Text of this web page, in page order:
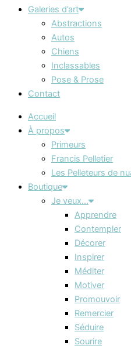
Galeries d’art
Abstractions
Autos
Chiens
Inclassables
Pose & Prose
Contact
Accueil
À propos
Primeurs
Francis Pelletier
Les Pelleteurs de
Boutique
Je veux…
Apprendre
Contempler
Décorer
Inspirer
Méditer
Motiver
Promouvoir
Remercier
Séduire
Sourire